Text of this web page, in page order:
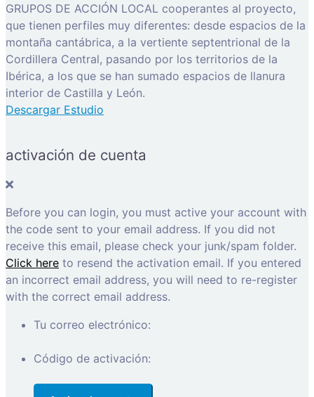
GRUPOS DE ACCIÓN LOCAL cooperantes al proyecto,
que tienen perfiles muy diferentes: desde espacios de la
montaña cantábrica, a la vertiente septentrional de la
Cordillera Central, pasando por los territorios de la
Ibérica, a los que se han sumado espacios de llanura
interior de Castilla y León.
Descargar Estudio
activación de cuenta
Before you can login, you must active your account with
the code sent to your email address. If you did not
receive this email, please check your junk/spam folder.
Click here to resend the activation email. If you entered
an incorrect email address, you will need to re-register
with the correct email address.
Tu correo electrónico:
Código de activación: